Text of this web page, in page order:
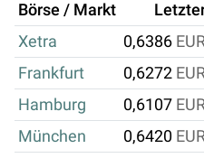
Börse / Markt
Xetra
0,6386
Frankfurt
0,6272
Hamburg
0,6107
München
0,6420